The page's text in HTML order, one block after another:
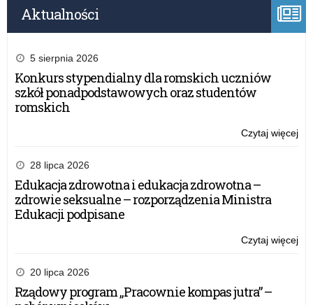
Aktualności
5 sierpnia 2026
Konkurs stypendialny dla romskich uczniów
szkół ponadpodstawowych oraz studentów
romskich
Czytaj więcej
28 lipca 2026
Edukacja zdrowotna i edukacja zdrowotna –
zdrowie seksualne – rozporządzenia Ministra
Edukacji podpisane
Czytaj więcej
20 lipca 2026
Rządowy program „Pracownie kompas jutra” –